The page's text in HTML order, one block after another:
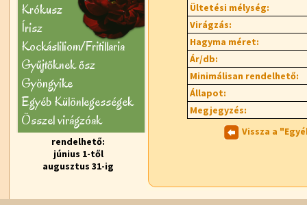
Krókusz
Írisz
Kockásliliom/Fritillaria
Gyűjtőknek ősz
Gyöngyike
Egyéb Különlegességek
Õsszel virágzóak
rendelhető:
június 1-től
augusztus 31-ig
Ültetési mélység:
Virágzás:
Hagyma méret:
Ár/db:
Minimálisan rendelhető:
Állapot:
Megjegyzés:
Vissza a